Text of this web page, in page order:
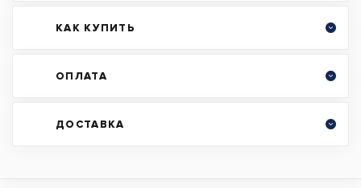
КАК КУПИТЬ
ОПЛАТА
ДОСТАВКА